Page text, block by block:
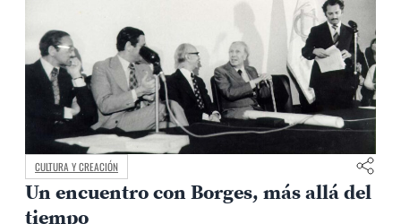
CULTURA Y CREACIÓN
Volver al Perú de todas las sangres
24.07.2026